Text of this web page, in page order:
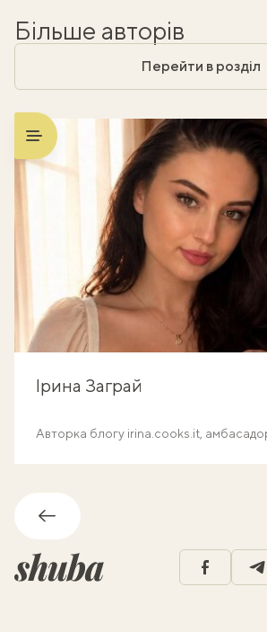
Більше авторів
Перейти в розділ
Ірина Заграй
Авторка блогу irina.cooks.it,
Назад
facebook